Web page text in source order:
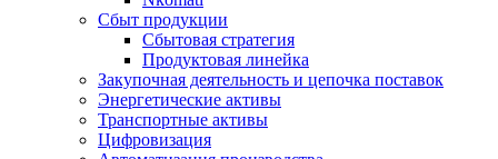
Сбыт продукции
Сбытовая стратегия
Продуктовая линейка
Закупочная деятельность и цепочка поставок
Энергетические активы
Транспортные активы
Цифровизация